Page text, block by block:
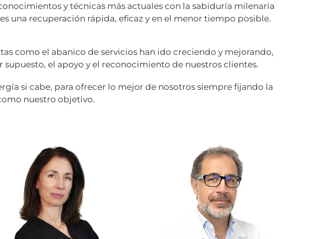
y técnicas más actuales con la sabiduría milenaria
una recuperación rápida, eficaz y en el menor tiempo posible.
como el abanico de servicios han ido creciendo y mejorando,
el apoyo y el reconocimiento de nuestros clientes.
si cabe, para ofrecer lo mejor de nosotros siempre fijando la
nuestro objetivo.